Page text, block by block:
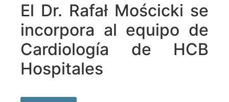
El Dr. Rafał Mościcki se
incorpora al equipo de
Cardiología de HCB
Hospitales